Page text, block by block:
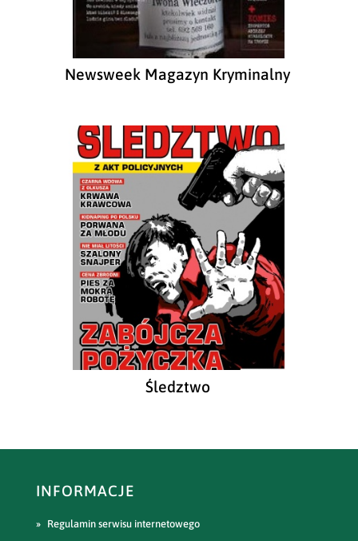
Newsweek Magazyn Kryminalny
Śledztwo
INFORMACJE
Regulamin serwisu internetowego